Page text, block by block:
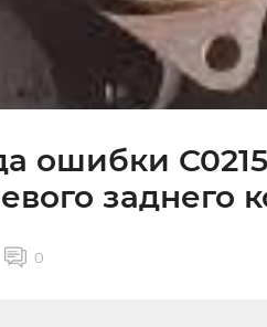
ошибки
заднего
0